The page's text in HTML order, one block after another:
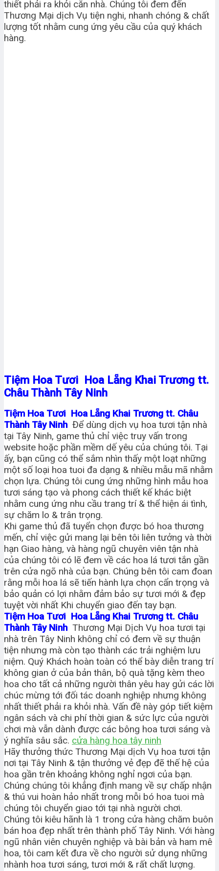
thiết phải ra khỏi căn nhà. Chúng tôi đem đến
Thương Mại dịch Vụ tiện nghi, nhanh chóng & chất
lượng tốt nhằm cung ứng yêu cầu của quý khách
hàng.
Tiệm Hoa Tươi Hoa Lẵng Khai Trương tt.
Châu Thành Tây Ninh
Tiệm Hoa Tươi Hoa Lẵng Khai Trương tt. Châu
Thành Tây Ninh Để dùng dịch vụ hoa tươi tận nhà
tại Tây Ninh, game thủ chỉ việc truy vấn trong
website hoặc phần mềm dế yêu của chúng tôi. Tại
ấy, bạn cũng có thể sắm nhìn thấy một loạt những
một số loại hoa tuoi đa dạng & nhiều mẫu mã nhằm
chọn lựa. Chúng tôi cung ứng những hình mẫu hoa
tươi sáng tạo và phong cách thiết kế khác biệt
nhằm cung ứng nhu cầu trang trí & thể hiện ái tình,
sự chăm lo & trân trọng.
Khi game thủ đã tuyển chọn được bó hoa thương
mến, chỉ việc gửi mang lại bên tôi liên tưởng và thời
hạn Giao hàng, và hàng ngũ chuyên viên tận nhà
của chúng tôi có lẽ đem về các hoa lá tươi tắn gần
trên cửa ngõ nhà của bạn. Chúng bên tôi cam đoan
rằng mỗi hoa lá sẽ tiến hành lựa chọn cẩn trọng và
bảo quản có lợi nhằm đảm bảo sự tươi mới & đẹp
tuyệt vời nhất Khi chuyển giao đến tay bạn.
Tiệm Hoa Tươi Hoa Lẵng Khai Trương tt. Châu
Thành Tây Ninh Thương Mại Dịch Vụ hoa tươi tại
nhà trên Tây Ninh không chỉ có đem về sự thuận
tiện nhưng mà còn tạo thành các trải nghiệm lưu
niệm. Quý Khách hoàn toàn có thể bày diễn trang trí
không gian ở của bản thân, bộ quà tặng kèm theo
hoa cho tất cả những người thân yêu hay gửi các lời
chúc mừng tới đối tác doanh nghiệp nhưng không
nhất thiết phải ra khỏi nhà. Vấn đề này góp tiết kiệm
ngân sách và chi phí thời gian & sức lực của người
chơi mà vẫn dành được các bông hoa tươi sáng và
ý nghĩa sâu sắc. cửa hàng hoa tây ninh
Hãy thưởng thức Thương Mại dịch Vụ hoa tươi tận
nơi tại Tây Ninh & tận thưởng vẻ đẹp đẽ thế hệ của
hoa gần trên khoảng không nghỉ ngơi của bạn.
Chúng chúng tôi khẳng định mang về sự chấp nhận
& thú vui hoàn hảo nhất trong mỗi bó hoa tuoi mà
chúng tôi chuyển giao tới tại nhà người chơi.
Chúng tôi kiêu hãnh là 1 trong cửa hàng chăm buôn
bán hoa đẹp nhất trên thành phố Tây Ninh. Với hàng
ngũ nhân viên chuyên nghiệp và bài bản và ham mê
hoa, tôi cam kết đưa về cho người sử dụng những
nhành hoa tươi sáng, tươi mới & rất chất lượng.